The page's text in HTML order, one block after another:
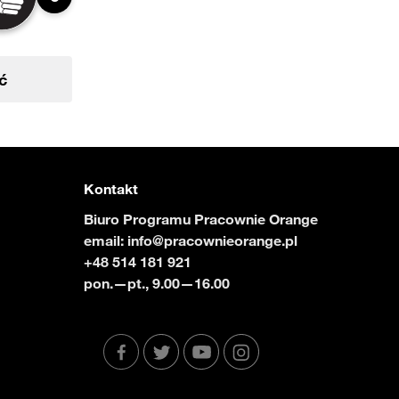
Kontakt
Biuro Programu Pracownie Orange
email: info@pracownieorange.pl
+48 514 181 921
pon.—pt., 9.00—16.00